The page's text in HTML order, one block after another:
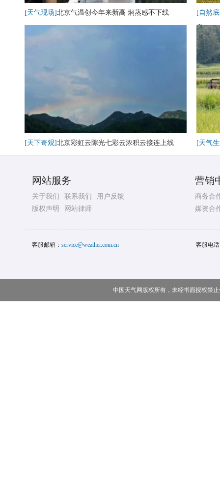
[天气现场]北京气温创今年来新高 焖蒸感不下线
[自然
卷
[天下奇观]北京彩虹云隙光七彩云浓积云接连上线 [天气
网站服务
关于我们 联系我们
用户反馈
版权声明
网站律师
营销
商务合
媒资合
客服邮箱： service@weather.com.cn 客服电
中国天气网版权所有，未经书面授权